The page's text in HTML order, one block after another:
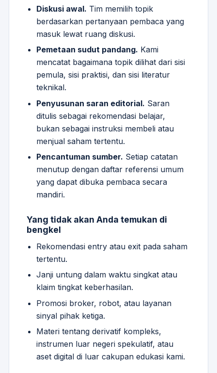
Diskusi awal. Tim memilih topik
berdasarkan pertanyaan pembaca yang
masuk lewat ruang diskusi.
Pemetaan sudut pandang. Kami
mencatat bagaimana topik dilihat dari sisi
pemula, sisi praktisi, dan sisi literatur
teknikal.
Penyusunan saran editorial. Saran
ditulis sebagai rekomendasi belajar,
bukan sebagai instruksi membeli atau
menjual saham tertentu.
Pencantuman sumber. Setiap catatan
menutup dengan daftar referensi umum
yang dapat dibuka pembaca secara
mandiri.
Yang tidak akan Anda temukan di
bengkel
Rekomendasi entry atau exit pada saham
tertentu.
Janji untung dalam waktu singkat atau
klaim tingkat keberhasilan.
Promosi broker, robot, atau layanan
sinyal pihak ketiga.
Materi tentang derivatif kompleks,
instrumen luar negeri spekulatif, atau
aset digital di luar cakupan edukasi kami.